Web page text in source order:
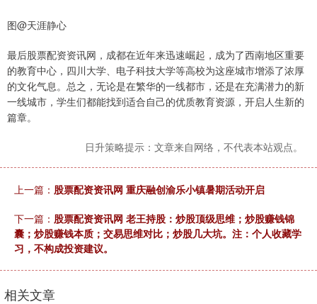
图@天涯静心
最后股票配资资讯网，成都在近年来迅速崛起，成为了西南地区重要
的教育中心，四川大学、电子科技大学等高校为这座城市增添了浓厚
的文化气息。总之，无论是在繁华的一线都市，还是在充满潜力的新
一线城市，学生们都能找到适合自己的优质教育资源，开启人生新的
篇章。
日升策略提示：文章来自网络，不代表本站观点。
上一篇： 股票配资资讯网 重庆融创渝乐小镇暑期活动开启
下一篇： 股票配资资讯网 老王持股：炒股顶级思维；炒股赚钱锦
囊；炒股赚钱本质；交易思维对比；炒股几大坑。注：个人收藏学
习，不构成投资建议。
相关文章